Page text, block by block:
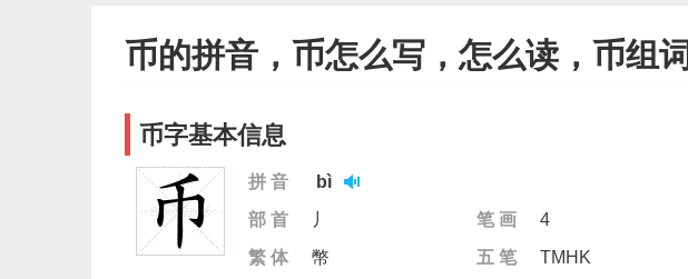
币的拼音，币怎么写，怎么读，币组词
币字基本信息
拼 音
bì
部 首
丿 笔 画 4
繁 体
幣 五 笔 TMHK